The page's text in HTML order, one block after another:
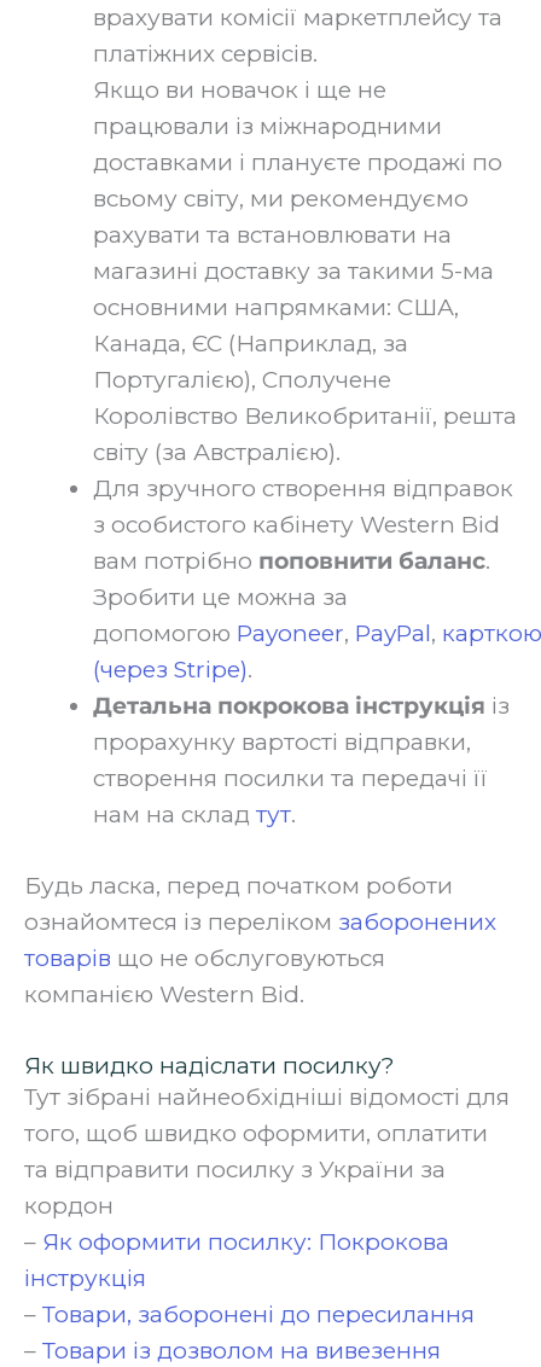
врахувати комісії маркетплейсу та
платіжних сервісів.
Якщо ви новачок і ще не
працювали із міжнародними
доставками і плануєте продажі по
всьому світу, ми рекомендуємо
рахувати та встановлювати на
магазині доставку за такими 5-ма
основними напрямками: США,
Канада, ЄС (Наприклад, за
Португалією), Сполучене
Королівство Великобританії, решта
світу (за Австралією).‍
Для зручного створення відправок
з особистого кабінету Western Bid
вам потрібно поповнити баланс.
Зробити це можна за
допомогою Payoneer, PayPal, карткою
(через Stripe).‍
Детальна покрокова інструкція із
прорахунку вартості відправки,
створення посилки та передачі її
нам на склад тут.‍
Будь ласка, перед початком роботи
ознайомтеся із переліком заборонених
товарів що не обслуговуються
компанією Western Bid.‍
Як швидко надіслати посилку?
Тут зібрані найнеобхідніші відомості для
того, щоб швидко оформити, оплатити
та відправити посилку з України за
кордон‍
– Як оформити посилку: Покрокова
інструкція
– Товари, заборонені до пересилання
– Товари із дозволом на вивезення